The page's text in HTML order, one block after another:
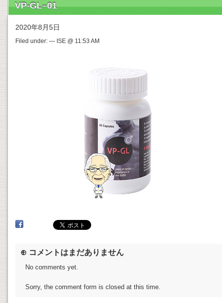
VP-GL–01
2020年8月5日
Filed under: — ISE @ 11:53 AM
⊕ コメントはまだありません
No comments yet.
Sorry, the comment form is closed at this time.